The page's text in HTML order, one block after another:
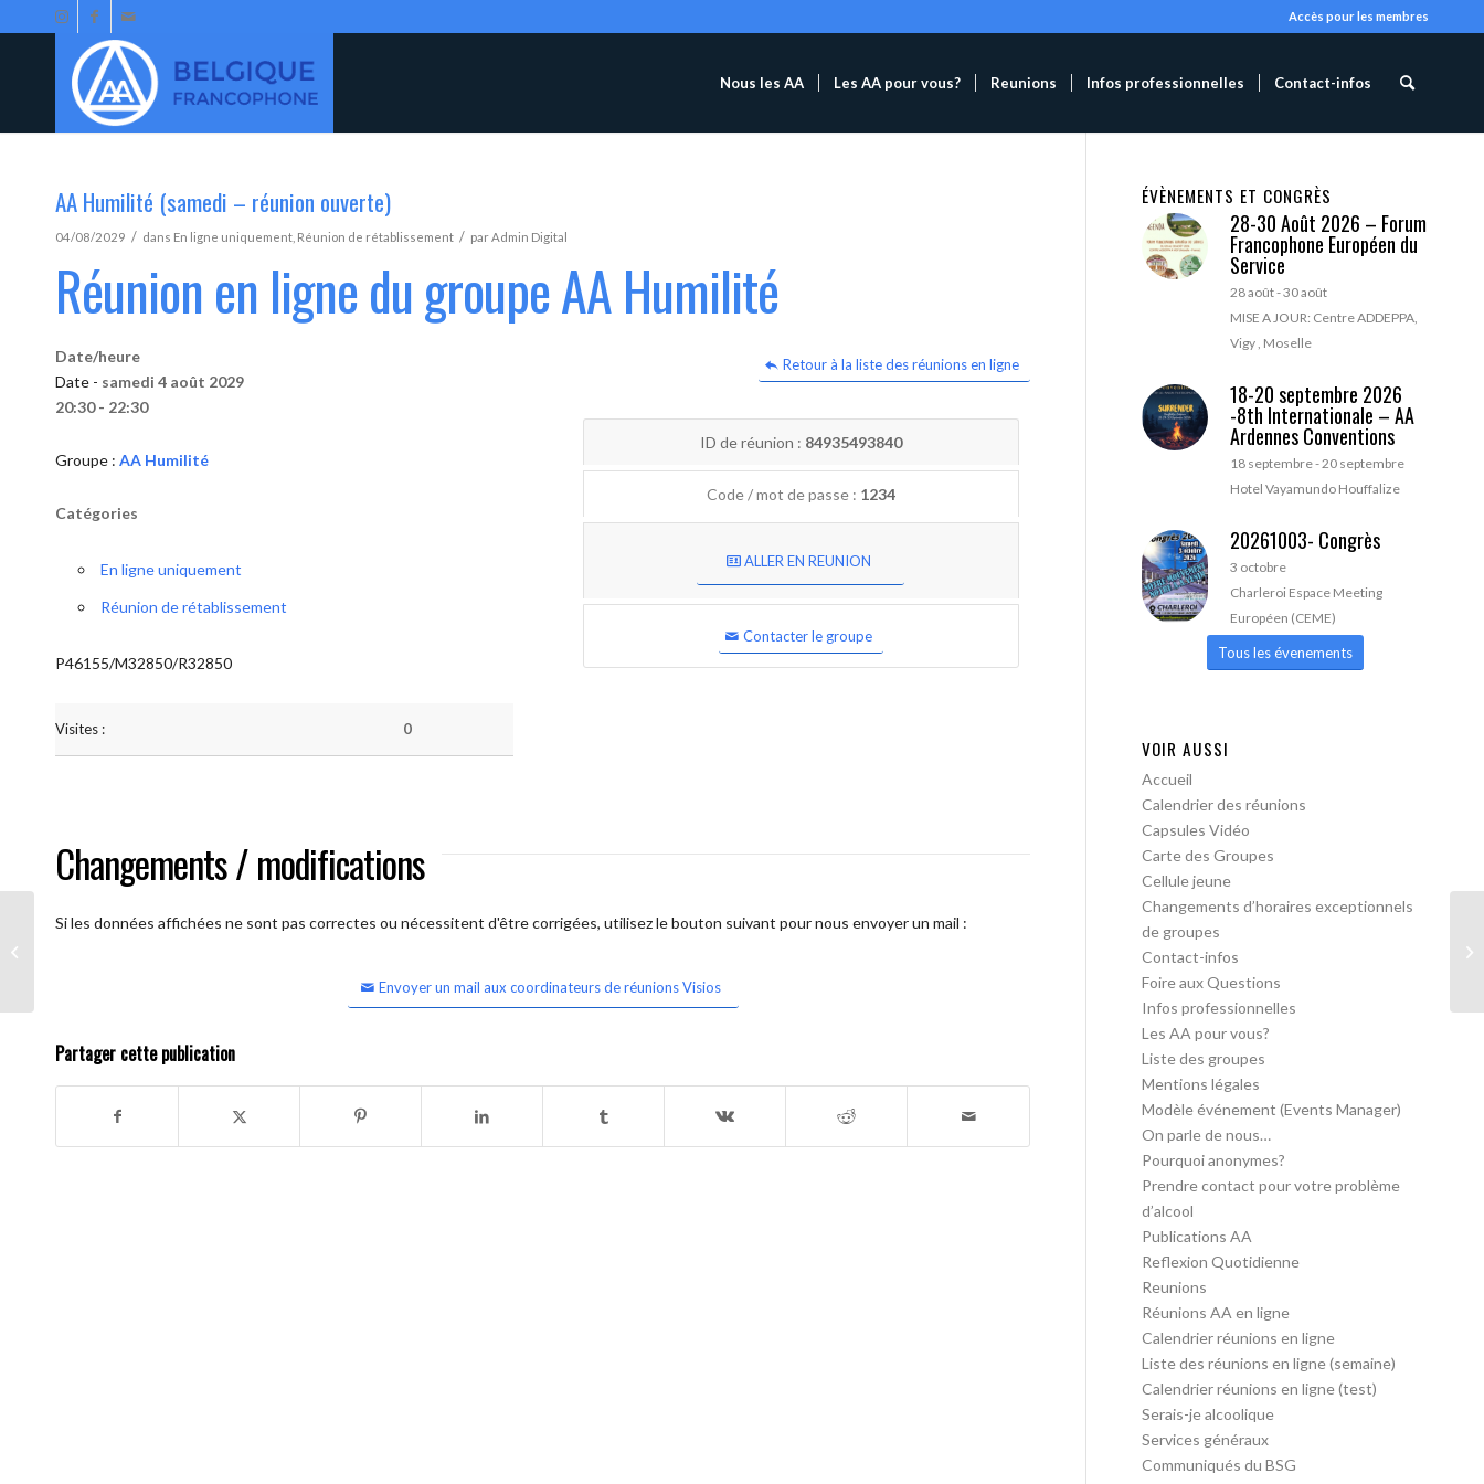
Accès pour les membres
Nous les AA Les AA pour vous? Reunions Infos professionnelles Contact-infos
AA Humilité (samedi – réunion ouverte)
04/08/2029 / dans En ligne uniquement Réunion de rétablissement / parAdmin Digital
Réunion en ligne du groupe AA Humilité
Retour à la liste des réunions en ligne
Date/heure
Date - samedi 4 août 2029
20:30 - 22:30
Groupe : AA Humilité
Catégories
En ligne uniquement
Réunion de rétablissement
P46155/M32850/R32850
Visites : 0
ID de réunion : 84935493840
Code / mot de passe : 1234
ALLER EN REUNION
Contacter le groupe
Changements / modifications
Si les données affichées ne sont pas correctes ou nécessitent d'être corrigées, utilisez le bouton suivant pour nous envoyer un mail :
Envoyer un mail aux coordinateurs de réunions Visios
Partager cette publication
ÉVÈNEMENTS ET CONGRÈS
28-30 Août 2026 – Forum
Francophone Européen du
Service
28 août-30 août
MISE A JOUR: Centre ADDEPPA,
Vigy , Moselle
18-20 septembre 2026
-8th Internationale – AA
Ardennes Conventions
18 septembre-20 septembre
Hotel Vayamundo Houffalize
20261003- Congrès
3 octobre
Charleroi Espace Meeting
Européen (CEME)
Tous les évenements
VOIR AUSSI
Accueil
Calendrier des réunions
Capsules Vidéo
Carte des Groupes
Cellule jeune
Changements d’horaires exceptionnels
de groupes
Contact-infos
Foire aux Questions
Infos professionnelles
Les AA pour vous?
Liste des groupes
Mentions légales
Modèle événement (Events Manager)
On parle de nous…
Pourquoi anonymes?
Prendre contact pour votre problème
d’alcool
Publications AA
Reflexion Quotidienne
Reunions
Réunions AA en ligne
Calendrier réunions en ligne
Liste des réunions en ligne (semaine)
Calendrier réunions en ligne (test)
Serais-je alcoolique
Services généraux
Communiqués du BSG